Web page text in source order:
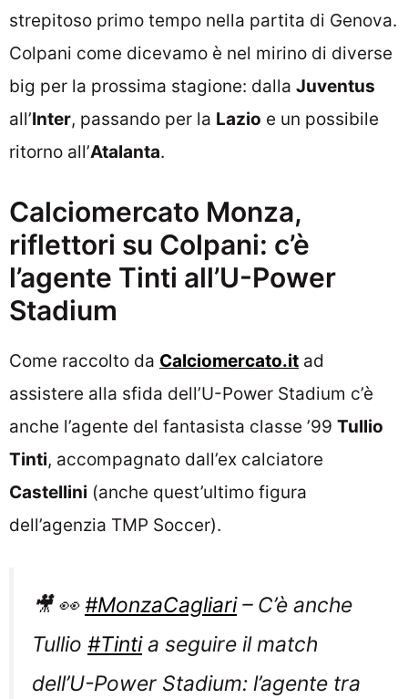
strepitoso primo tempo nella partita di Genova.
Colpani come dicevamo è nel mirino di diverse
big per la prossima stagione: dalla Juventus
all’Inter, passando per la Lazio e un possibile
ritorno all’Atalanta.
Calciomercato Monza,
riflettori su Colpani: c’è
l’agente Tinti all’U-Power
Stadium
Come raccolto da Calciomercato.it ad
assistere alla sfida dell’U-Power Stadium c’è
anche l’agente del fantasista classe ’99 Tullio
Tinti, accompagnato dall’ex calciatore
Castellini (anche quest’ultimo figura
dell’agenzia TMP Soccer).
🎥 👀#MonzaCagliari– C’è anche
Tullio #Tintia seguire il match
dell’U-Power Stadium: l’agente tra